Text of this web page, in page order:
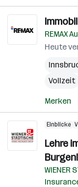
REMAX
Heute
Vollzeit
Merken
Einblicke
Lehre
WIENER